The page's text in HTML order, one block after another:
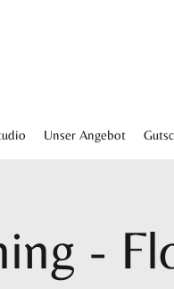
Unser Angebot
-